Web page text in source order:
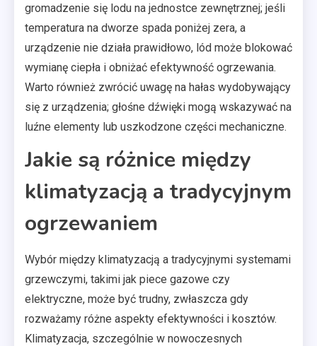
gromadzenie się lodu na jednostce zewnętrznej; jeśli
temperatura na dworze spada poniżej zera, a
urządzenie nie działa prawidłowo, lód może blokować
wymianę ciepła i obniżać efektywność ogrzewania.
Warto również zwrócić uwagę na hałas wydobywający
się z urządzenia; głośne dźwięki mogą wskazywać na
luźne elementy lub uszkodzone części mechaniczne.
Jakie są różnice między
klimatyzacją a tradycyjnym
ogrzewaniem
Wybór między klimatyzacją a tradycyjnymi systemami
grzewczymi, takimi jak piece gazowe czy
elektryczne, może być trudny, zwłaszcza gdy
rozważamy różne aspekty efektywności i kosztów.
Klimatyzacja, szczególnie w nowoczesnych